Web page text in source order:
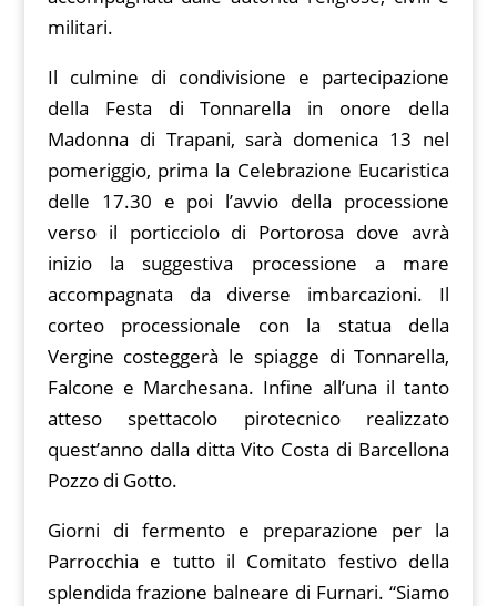
militari.
Il culmine di condivisione e partecipazione
della Festa di Tonnarella in onore della
Madonna di Trapani, sarà domenica 13 nel
pomeriggio, prima la Celebrazione Eucaristica
delle 17.30 e poi l’avvio della processione
verso il porticciolo di Portorosa dove avrà
inizio la suggestiva processione a mare
accompagnata da diverse imbarcazioni. Il
corteo processionale con la statua della
Vergine costeggerà le spiagge di Tonnarella,
Falcone e Marchesana. Infine all’una il tanto
atteso spettacolo pirotecnico realizzato
quest’anno dalla ditta Vito Costa di Barcellona
Pozzo di Gotto.
Giorni di fermento e preparazione per la
Parrocchia e tutto il Comitato festivo della
splendida frazione balneare di Furnari. “Siamo